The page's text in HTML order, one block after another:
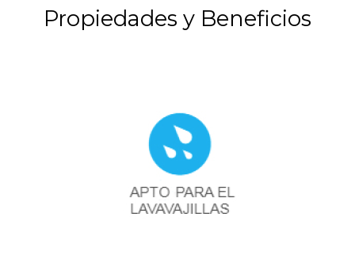
Propiedades y Beneficios